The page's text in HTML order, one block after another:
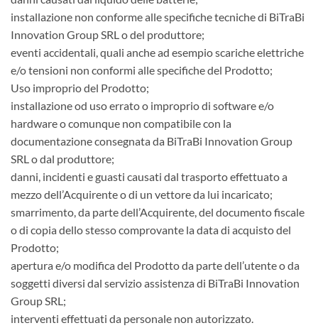
installazione non conforme alle specifiche tecniche di BiTraBi
Innovation Group SRL o del produttore;
eventi accidentali, quali anche ad esempio scariche elettriche
e/o tensioni non conformi alle specifiche del Prodotto;
Uso improprio del Prodotto;
installazione od uso errato o improprio di software e/o
hardware o comunque non compatibile con la
documentazione consegnata da BiTraBi Innovation Group
SRL o dal produttore;
danni, incidenti e guasti causati dal trasporto effettuato a
mezzo dell’Acquirente o di un vettore da lui incaricato;
smarrimento, da parte dell’Acquirente, del documento fiscale
o di copia dello stesso comprovante la data di acquisto del
Prodotto;
apertura e/o modifica del Prodotto da parte dell’utente o da
soggetti diversi dal servizio assistenza di BiTraBi Innovation
Group SRL;
interventi effettuati da personale non autorizzato.